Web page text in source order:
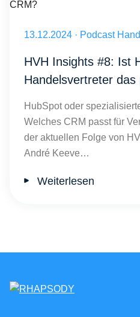
Veröffentlicht am
13.12.2024 · Podcast
HVH Insights #8: Ist
Handelsvertreter
HubSpot oder
Welches CRM passt für
der aktuellen Folge von
André Keeve…
Weiterlesen